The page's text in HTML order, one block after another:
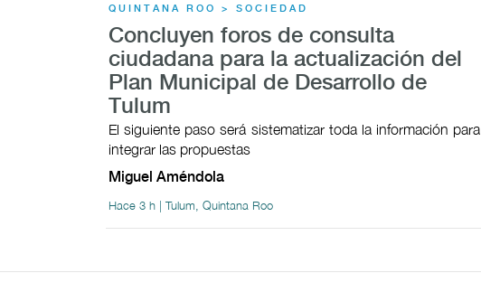
QUINTANA ROO > SOCIEDAD
Concluyen foros de consulta
ciudadana para la actualización del
Plan Municipal de Desarrollo de
Tulum
El siguiente paso será sistematizar toda la información para
integrar las propuestas
Miguel Améndola
Hace 3 h | Tulum, Quintana Roo